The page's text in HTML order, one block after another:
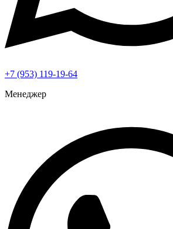
+7 (953) 119-19-64
Менеджер